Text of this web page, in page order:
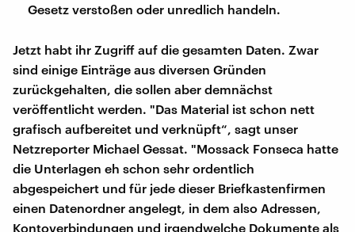
Gesetz verstoßen oder unredlich handeln.
Jetzt habt ihr Zugriff auf die gesamten Daten. Zwar
sind einige Einträge aus diversen Gründen
zurückgehalten, die sollen aber demnächst
veröffentlicht werden. "Das Material ist schon nett
grafisch aufbereitet und verknüpft“, sagt unser
Netzreporter Michael Gessat. "Mossack Fonseca hatte
die Unterlagen eh schon sehr ordentlich
abgespeichert und für jede dieser Briefkastenfirmen
einen Datenordner angelegt, in dem also Adressen,
Kontoverbindungen und irgendwelche Dokumente als